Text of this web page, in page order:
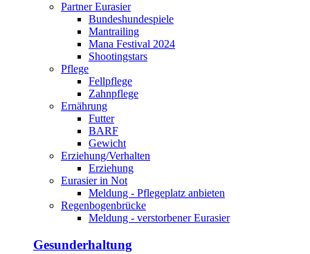
Partner Eurasier
Bundeshundespiele
Mantrailing
Mana Festival 2024
Shootingstars
Pflege
Fellpflege
Zahnpflege
Ernährung
Futter
BARF
Gewicht
Erziehung/Verhalten
Erziehung
Eurasier in Not
Meldung - Pflegeplatz anbieten
Regenbogenbrücke
Meldung - verstorbener Eurasier
Gesunderhaltung